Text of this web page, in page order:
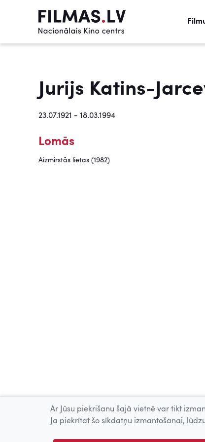
Jurijs Katins-
23.07.1921 - 18.03.1994
Lomās
Aizmirstās lietas (1982)
Ar Jūsu piekrišanu šajā vietnē var tikt
Ja piekrītat šo sīkdatņu izmantošanai,